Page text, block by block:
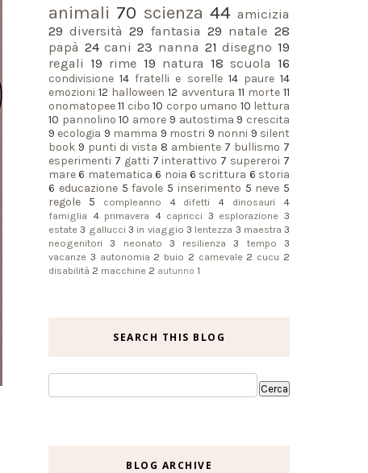
animali 70 scienza 44 amicizia
29 diversità 29 fantasia 29 natale 28
papà 24 cani 23 nanna 21 disegno 19
regali 19 rime 19 natura 18 scuola 16
condivisione 14 fratelli e sorelle 14 paure 14
emozioni 12 halloween 12 avventura 11 morte 11
onomatopee 11 cibo 10 corpo umano 10 lettura
10 pannolino 10 amore 9 autostima 9 crescita
9 ecologia 9 mamma 9 mostri 9 nonni 9 silent
book 9 punti di vista 8 ambiente 7 bullismo 7
esperimenti 7 gatti 7 interattivo 7 supereroi 7
mare6 matematica 6 noia 6 scrittura 6 storia
6 educazione 5 favole 5 inserimento 5 neve 5
regole
5 compleanno 4 difetti 4 dinosauri
4
famiglia 4 primavera 4 capricci 3 esplorazione 3
estate 3 gallucci 3 in viaggio 3 lentezza 3 maestra 3
neogenitori
3 neonato 3 resilienza 3 tempo
3
vacanze 3 autonomia 2 buio 2 carnevale 2 cucu 2
disabilità 2 macchine 2 autunno 1
SEARCH THIS BLOG
BLOG ARCHIVE